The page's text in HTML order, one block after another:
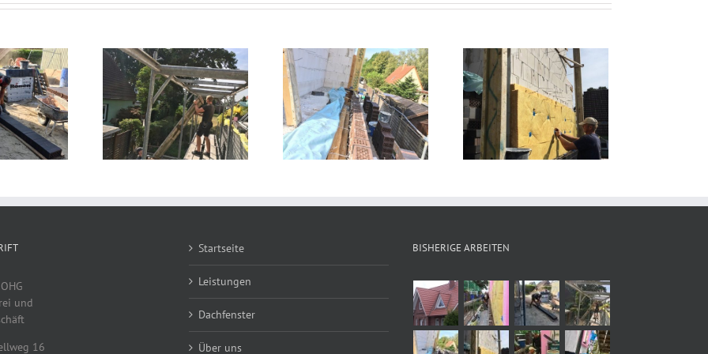
bei der Arbeit Wir bei der Arbeit Wir bei der Arbeit
und
16
Startseite
Leistungen
Dachfenster
Über uns
BISHERIGE ARBEITEN